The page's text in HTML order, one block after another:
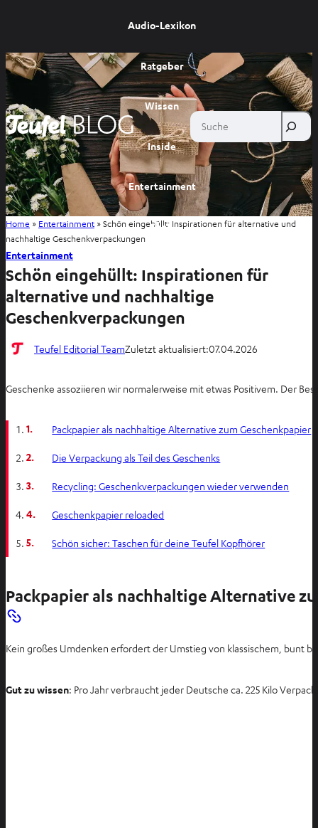
Audio-Lexikon
Ratgeber
Wissen
Inside
Entertainment
Shop
Suche
Home » Entertainment »Schön eingehüllt: Inspirationen für alternative und
nachhaltige Geschenkverpackungen
Entertainment
Schön eingehüllt: Inspirationen für
alternative und nachhaltige
Geschenkverpackungen
Teufel Editorial TeamZuletzt aktualisiert:07.04.2026
Geschenke assoziieren wir normalerweise mit etwas Positivem. Der
1. Packpapier als nachhaltige Alternative zum Geschenkpapier
2. Die Verpackung als Teil des Geschenks
3. Recycling: Geschenkverpackungen wieder verwenden
4. Geschenkpapier reloaded
5. Schön sicher: Taschen für deine Teufel Kopfhörer
Packpapier als nachhaltige Alternative
Kein großes Umdenken erfordert der Umstieg von klassischem, bunt
Gut zu wissen: Pro Jahr verbraucht jeder Deutsche ca. 225 Kilo